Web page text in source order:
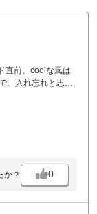
直前、coolな風は
、入れ忘れと思い
なー。1人660円い
てるのに」と返答
っきの男性にフロ
で「どこを調べて
に不快な気分に。
前でプレイしない
か？ 0